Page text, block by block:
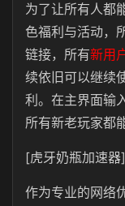
为了让所有人都
色福利与活动，
链接，所有新用
续依旧可以继续
利。在主界面输
所有新老玩家都
[虎牙奶瓶加速器]
作为专业的网络